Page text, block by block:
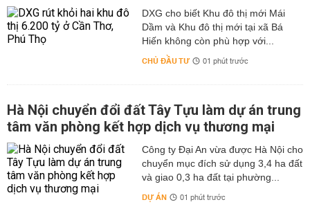
DXG cho biết Khu đô thị mới Mái
Dầm và Khu đô thị mới tại xã Bá
Hiến không còn phù hợp với...
CHỦ ĐẦU TƯ 01 phút trước
Hà Nội chuyển đổi đất Tây Tựu làm dự án trung
tâm văn phòng kết hợp dịch vụ thương mại
Công ty Đại An vừa được Hà Nội cho
chuyển mục đích sử dụng 3,4 ha đất
và giao 0,3 ha đất tại phường...
DỰ ÁN 01 phút trước